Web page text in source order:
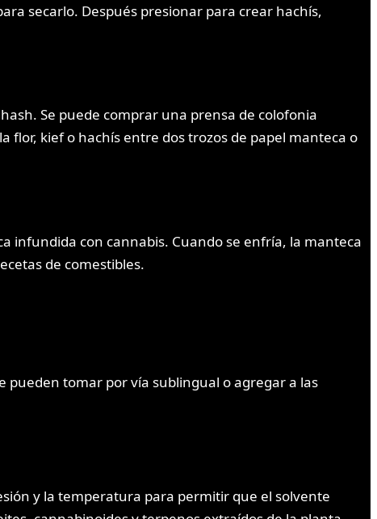
secarlo. Después presionar para crear hachís,
Se puede comprar una prensa de colofonia
flor, kief o hachís entre dos trozos de papel manteca o
infundida con cannabis. Cuando se enfría, la manteca
de comestibles.
tomar por vía sublingual o agregar a las
y la temperatura para permitir que el solvente